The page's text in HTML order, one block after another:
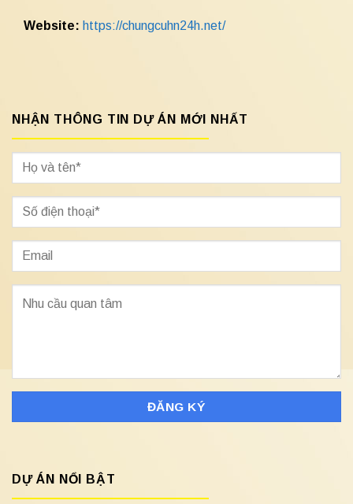
Website: https://chungcuhn24h.net/
NHẬN THÔNG TIN DỰ ÁN MỚI NHẤT
DỰ ÁN NỔI BẬT